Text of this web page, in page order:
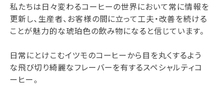
私たちは日々変わるコーヒーの世界において常に情報を
更新し、生産者、お客様の間に立って工夫・改善を続ける
ことが魅力的な琥珀色の飲み物になると信じています。
日常にとけこむイツモのコーヒーから目を丸くするよう
な飛び切り綺麗なフレーバーを有するスペシャルティコ
ーヒー。